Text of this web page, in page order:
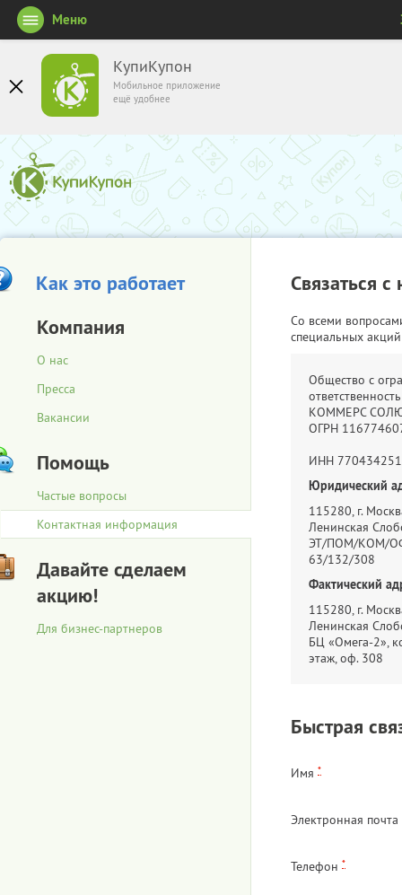
КупиКупон
Мобильное приложение
ещё удобнее
Меню
Как это работает
Компания
О нас
Пресса
Вакансии
Помощь
Частые вопросы
Контактная информация
Давайте сделаем
акцию!
Для бизнес-партнеров
Связаться с
Со всеми
специальных
Общество с
КОММЕРС
ОГРН
ИНН
Юридический
115280, г.
Ленинская
ЭТ/ПОМ/КОМ/
63/132/308
Фактический
115280, г.
Ленинская
БЦ «Омега-2»,
этаж, оф. 308
Быстрая
*
Имя
Электронная почта
*
Телефон